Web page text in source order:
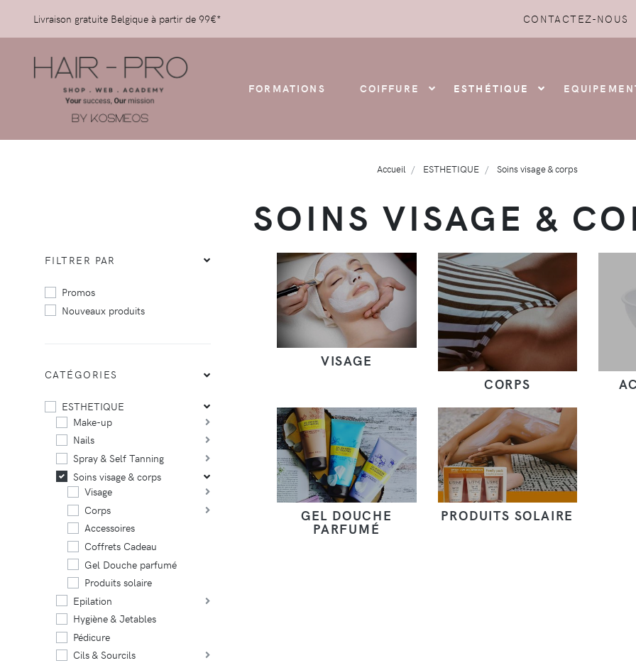
Livraison gratuite Belgique à partir de 99€* CONTACTEZ-NOUS
FORMATIONS COIFFURE ESTHÉTIQUE
Accueil ESTHETIQUE Soins visage & corps
SOINS VISAGE &
FILTRER PAR
Promos
Nouveaux produits
CATÉGORIES
ESTHETIQUE
Make-up
Nails
Spray & Self Tanning
Soins visage & corps
Visage
Corps
Accessoires
Coffrets Cadeau
Gel Douche parfumé
Produits solaire
Epilation
Hygiène & Jetables
Pédicure
Cils & Sourcils
VISAGE
CORPS
GEL DOUCHE
PARFUMÉ
PRODUITS SOLAIRE